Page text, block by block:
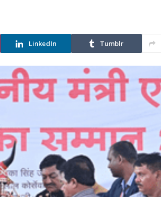
LinkedIn Tumblr